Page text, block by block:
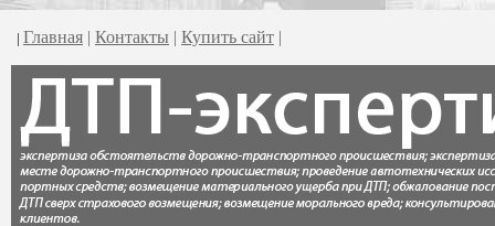
| Главная | Контакты | Купить сайт |